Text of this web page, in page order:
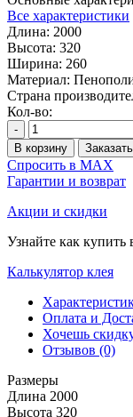
Все характеристики
Длина: 2000
Высота: 320
Ширина: 260
Материал:
Страна
Кол-во:
-
В корзину
Спросить в MAX
Гарантии и возврат
Акции и скидки
Узнайте как купить
Калькулятор клея
Оплата и
Хочешь
Отзывов (0)
Размеры
Длина 2000
Высота 320